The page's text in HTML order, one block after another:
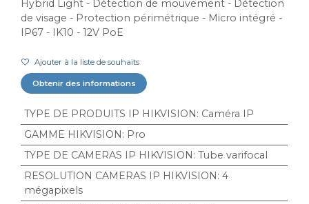
Hybrid Light - Détection de mouvement - Détection
de visage - Protection périmétrique - Micro intégré -
IP67 - IK10 - 12V PoE
Ajouter à la liste de souhaits
Obtenir des informations
TYPE DE PRODUITS IP HIKVISION : Caméra IP
GAMME HIKVISION : Pro
TYPE DE CAMERAS IP HIKVISION : Tube varifocal
RESOLUTION CAMERAS IP HIKVISION : 4
mégapixels